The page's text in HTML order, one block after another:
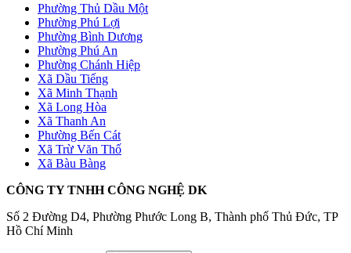
Phường Thủ Dầu Một
Phường Phú Lợi
Phường Bình Dương
Phường Phú An
Phường Chánh Hiệp
Xã Dầu Tiếng
Xã Minh Thạnh
Xã Long Hòa
Xã Thanh An
Phường Bến Cát
Xã Trừ Văn Thố
Xã Bàu Bàng
CÔNG TY TNHH CÔNG NGHỆ DK
Số 2 Đường D4, Phường Phước Long B, Thành phố Thủ Đức, TP
Hồ Chí Minh